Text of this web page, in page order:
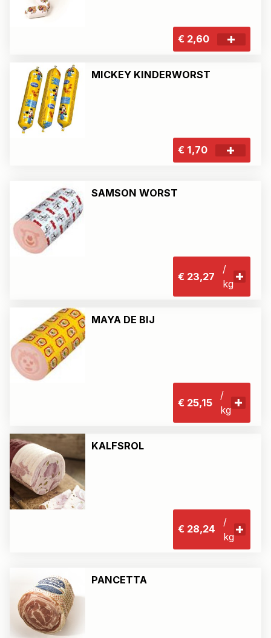
€ 2,60
MICKEY KINDERWORST
€ 1,70
SAMSON WORST
€ 23,27
/
kg
MAYA DE BIJ
€ 25,15
/
kg
KALFSROL
€ 28,24
/
kg
PANCETTA